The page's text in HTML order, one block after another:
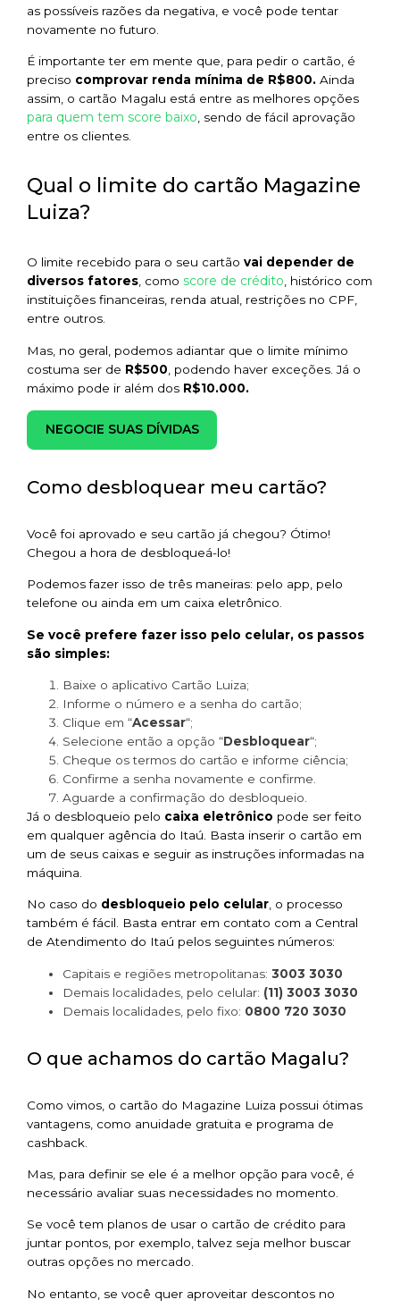
as possíveis razões da negativa, e você pode tentar
novamente no futuro.
É importante ter em mente que, para pedir o cartão, é
preciso comprovar renda mínima de R$800. Ainda
assim, o cartão Magalu está entre as melhores opções
para quem tem score baixo, sendo de fácil aprovação
entre os clientes.
Qual o limite do cartão Magazine
Luiza?
O limite recebido para o seu cartão vai depender de
diversos fatores, como score de crédito, histórico com
instituições financeiras, renda atual, restrições no CPF,
entre outros.
Mas, no geral, podemos adiantar que o limite mínimo
costuma ser de R$500 , podendo haver exceções. Já o
máximo pode ir além dos R$10.000.
NEGOCIE SUAS DÍVIDAS
Como desbloquear meu cartão?
Você foi aprovado e seu cartão já chegou? Ótimo!
Chegou a hora de desbloqueá-lo!
Podemos fazer isso de três maneiras: pelo app, pelo
telefone ou ainda em um caixa eletrônico.
Se você prefere fazer isso pelo celular, os passos
são simples:
Baixe o aplicativo Cartão Luiza;
Informe o número e a senha do cartão;
Clique em “Acessar“;
Selecione então a opção “Desbloquear“;
Cheque os termos do cartão e informe ciência;
Confirme a senha novamente e confirme.
Aguarde a confirmação do desbloqueio.
Já o desbloqueio pelo caixa eletrônico pode ser feito
em qualquer agência do Itaú. Basta inserir o cartão em
um de seus caixas e seguir as instruções informadas na
máquina.
No caso do desbloqueio pelo celular, o processo
também é fácil. Basta entrar em contato com a Central
de Atendimento do Itaú pelos seguintes números:
Capitais e regiões metropolitanas: 3003 3030
Demais localidades, pelo celular: (11) 3003 3030
Demais localidades, pelo fixo: 0800 720 3030
O que achamos do cartão Magalu?
Como vimos, o cartão do Magazine Luiza possui ótimas
vantagens, como anuidade gratuita e programa de
cashback.
Mas, para definir se ele é a melhor opção para você, é
necessário avaliar suas necessidades no momento.
Se você tem planos de usar o cartão de crédito para
juntar pontos, por exemplo, talvez seja melhor buscar
outras opções no mercado.
No entanto, se você quer aproveitar descontos no